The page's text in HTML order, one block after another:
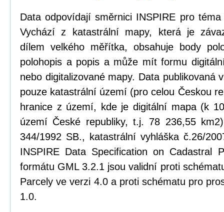
Data odpovídají směrnici INSPIRE pro
Vychází z katastrální mapy, která je
dílem velkého měřítka, obsahuje body
polohopis a popis a může mít formu
nebo digitalizované mapy. Data publikovaná
pouze katastrální území (pro celou Českou
hranice z území, kde je digitální mapa (k
území České republiky, t.j. 78 236,55
344/1992 SB., katastrální vyhláška č.26/
INSPIRE Data Specification on Cadastral
formátu GML 3.2.1 jsou validní proti
Parcely ve verzi 4.0 a proti schématu pro
1.0.